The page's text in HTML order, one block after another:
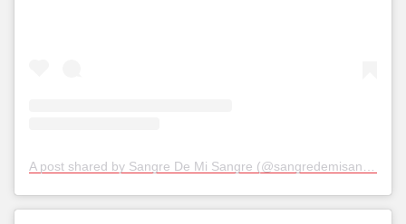
A post shared by Sangre De Mi Sangre (@sangredemisangre)